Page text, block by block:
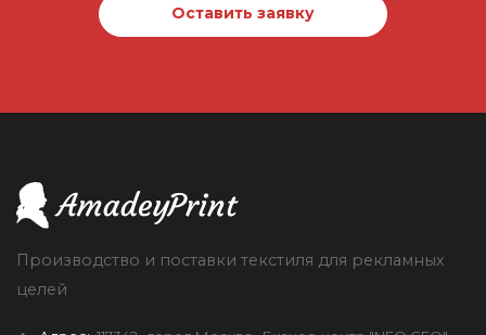
Оставить заявку
Производство и поставки текстиля для рекламных
целей